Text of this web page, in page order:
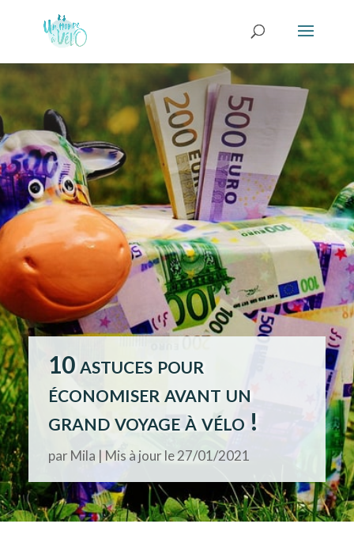
10 astuces pour
économiser avant un
grand voyage à vélo !
parMila | Mis à jour le 27/01/2021